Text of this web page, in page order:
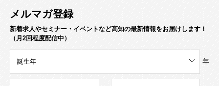
メルマガ登録
新着求人やセミナー・イベントなど高知の最新情報をお届けします！
（月2回程度配信中）
年